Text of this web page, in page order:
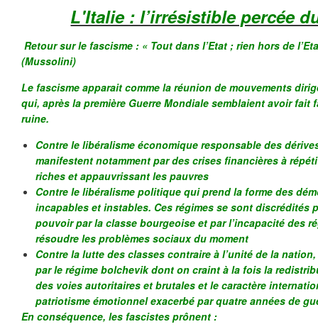
L'Italie : l’irrésistible percée
Retour sur le fascisme : « Tout dans l’Etat ; rien hors de
(Mussolini)
Le fascisme apparait comme la réunion de mouvements
qui, après la première Guerre Mondiale semblaient avoir fait
ruine.
Contre le libéralisme économique responsable des
manifestent notamment par des crises financières à
riches et appauvrissant les pauvres
Contre le libéralisme politique qui prend la forme des
incapables et instables. Ces régimes se sont discrédités
pouvoir par la classe bourgeoise et par l’incapacité des
résoudre les problèmes sociaux du moment
Contre la lutte des classes contraire à l’unité de la
par le régime bolchevik dont on craint à la fois la
des voies autoritaires et brutales et le caractère
patriotisme émotionnel exacerbé par quatre années de
En conséquence, les fascistes prônent :